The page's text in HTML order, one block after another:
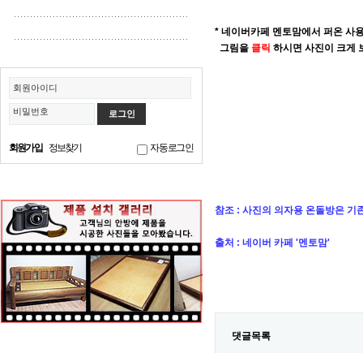
회원아이디
비밀번호
회원가입 정보찾기 자동로그인
* 네이버카페 멘토맘에서 퍼온 사
그림을 클릭 하시면 사진이 크게
참조 : 사진의 의자용 온돌방은 기
출처 : 네이버 카페 '멘토맘'
댓글목록